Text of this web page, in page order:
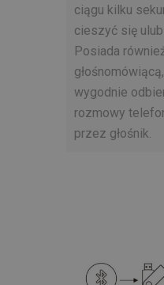
ciągu kilku
cieszyć się
Posiada
wygodnie
rozmowy
przez głośnik.